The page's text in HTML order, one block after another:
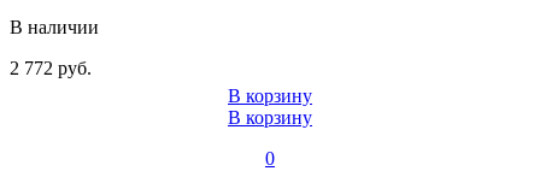
В наличии
2 772 руб.
В корзину
В корзину
0